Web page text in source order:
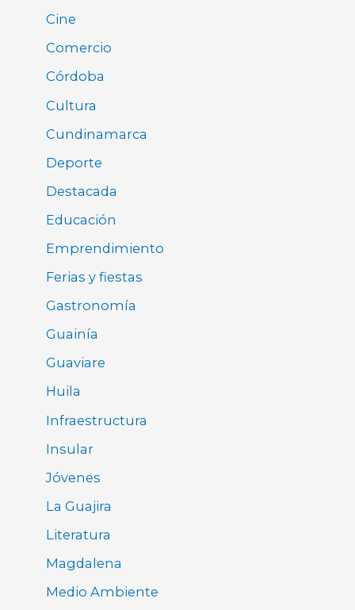
Cine
Comercio
Córdoba
Cultura
Cundinamarca
Deporte
Destacada
Educación
Emprendimiento
Ferias y fiestas
Gastronomía
Guainía
Guaviare
Huila
Infraestructura
Insular
Jóvenes
La Guajira
Literatura
Magdalena
Medio Ambiente